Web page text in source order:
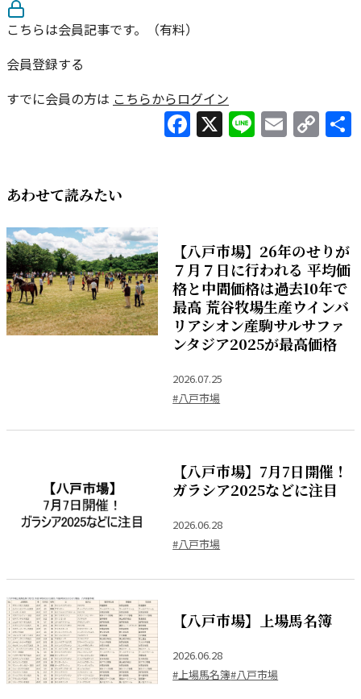
こちらは会員記事です。（有料）
会員登録する
すでに会員の方は こちらからログイン
Facebook
X LineEmail
あわせて読みたい
【八戸市場】26年のせりが
７月７日に行われる 平均価
格と中間価格は過去10年で
最高 荒谷牧場生産ウインバ
リアシオン産駒サルサファ
ンタジア2025が最高価格
2026.07.25
#八戸市場
【八戸市場】7月7日開催！
ガラシア2025などに注目
2026.06.28
#八戸市場
【八戸市場】上場馬名簿
2026.06.28
#上場馬名簿#八戸市場